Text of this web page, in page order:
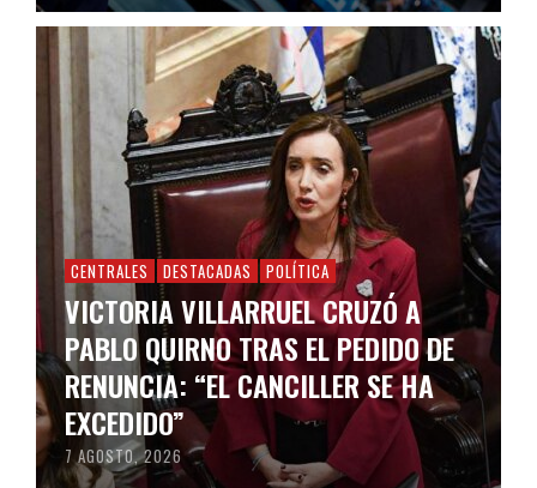
CENTRALES DESTACADAS POLÍTICA
VICTORIA VILLARRUEL CRUZÓ A
PABLO QUIRNO TRAS EL PEDIDO DE
RENUNCIA: “EL CANCILLER SE HA
EXCEDIDO”
7 AGOSTO, 2026